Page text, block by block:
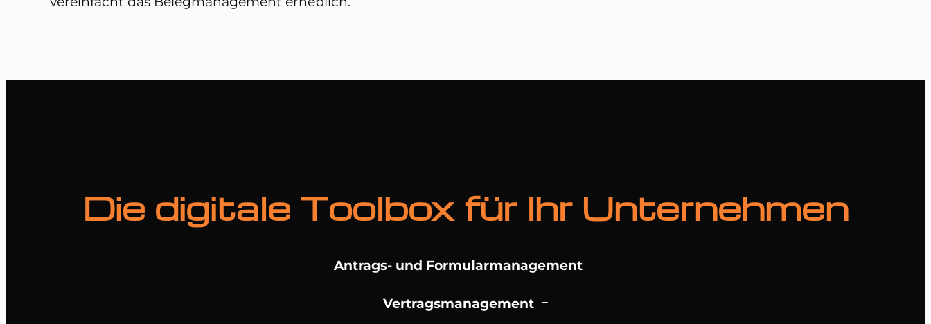
Die digitale Toolbox für Ihr Unternehmen
Antrags- und Formularmanagement
Vertragsmanagement